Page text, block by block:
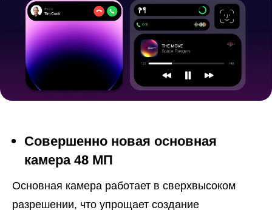
Совершенно новая основная
камера 48 МП
Основная камера работает в сверхвысоком
разрешении, что упрощает создание